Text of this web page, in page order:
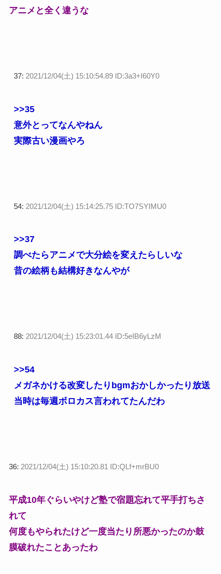
アニメと全く違うな
37: 2021/12/04(土) 15:10:54.89 ID:3a3+I60Y0
>>35
意外とってなんやねん
実際古い漫画やろ
54: 2021/12/04(土) 15:14:25.75 ID:TO7SYIMU0
>>37
調べたらアニメで大分絵を変えたらしいな
昔の絵柄も結構好きなんやが
88: 2021/12/04(土) 15:23:01.44 ID:5eIB6yLzM
>>54
メガネかける改変したりbgmおかしかったり放送
当時は毎週ボロカス言われてたんだわ
36: 2021/12/04(土) 15:10:20.81 ID:QLf+mrBU0
平成10年ぐらいやけど塾で宿題忘れて平手打ちさ
れて
何度もやられたけど一度当たり所悪かったのか鼓
膜破れたことあったわ